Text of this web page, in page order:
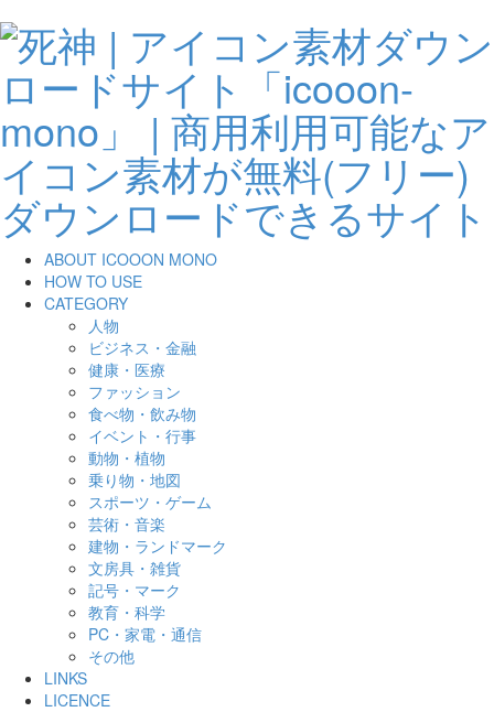
ABOUT ICOOON MONO
HOW TO USE
CATEGORY
人物
ビジネス・金融
健康・医療
ファッション
食べ物・飲み物
イベント・行事
動物・植物
乗り物・地図
スポーツ・ゲーム
芸術・音楽
建物・ランドマーク
文房具・雑貨
記号・マーク
教育・科学
PC・家電・通信
その他
LINKS
LICENCE